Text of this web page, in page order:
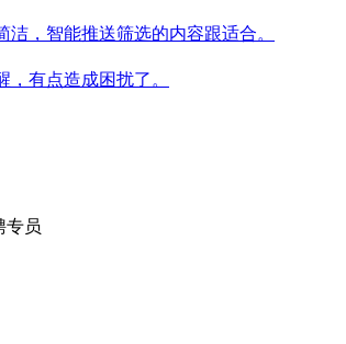
，智能推送筛选的内容跟适合。
有点造成困扰了。
专员